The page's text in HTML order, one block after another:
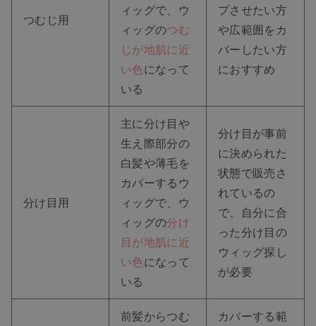
つむじ用
ィッグで、ウ
ィッグのつむ
じが地肌に近
い色になって
いる
プさせたい方
や広範囲をカ
バーしたい方
におすすめ
分け目用
主に分け目や
生え際部分の
白髪や薄毛を
カバーするウ
ィッグで、ウ
ィッグの分け
目が地肌に近
い色になって
いる
分け目が事前
に決められた
状態で販売さ
れているの
で、自分に合
った分け目の
ウィッグ探し
が必要
前髪からつむ
カバーする範